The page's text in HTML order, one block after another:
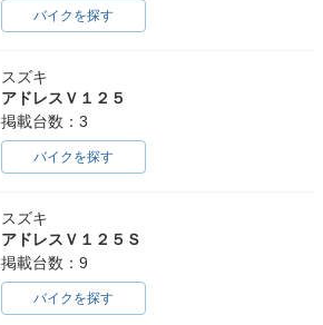
バイクを探す
スズキ
アドレスＶ１２５
掲載台数：3
バイクを探す
スズキ
アドレスＶ１２５Ｓ
掲載台数：9
バイクを探す